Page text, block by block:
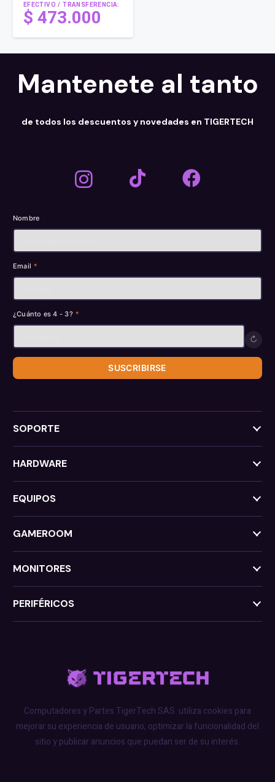
EFECTIVO / TRANSFERENCIA:
$473.000
Mantenete al tanto
de todos los descuentos y novedades en TIGERTECH
Nombre
Email *
¿Cuánto es 4 - 3? *
↻
SUSCRIBIRSE
SOPORTE
HARDWARE
EQUIPOS
GAMEROOM
MONITORES
PERIFÉRICOS
Computadores y Partes TigerTech SAS utiliza cookies para
mejorar su experiencia de usuario, optimizar la funcionalidad del
sitio y publicar anuncios que puedan ser de su interés.